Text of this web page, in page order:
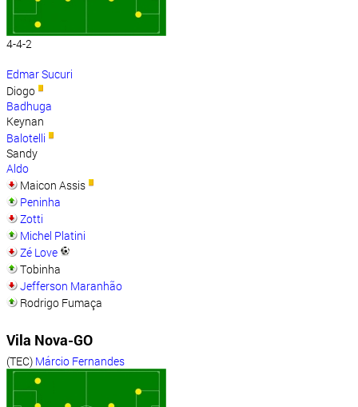
4-4-2
Edmar Sucuri
Diogo
Badhuga
Keynan
Balotelli
Sandy
Aldo
Maicon Assis
Peninha
Zotti
Michel Platini
Zé Love
Tobinha
Jefferson Maranhão
Rodrigo Fumaça
Vila Nova-GO
(TEC) Márcio Fernandes